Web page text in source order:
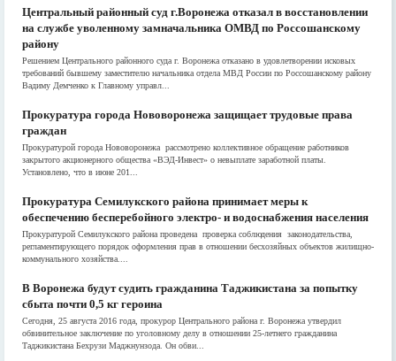
Центральный районный суд г.Воронежа отказал в восстановлении
на службе уволенному замначальника ОМВД по Россошанскому
району
Решением Центрального районного суда г. Воронежа отказано в удовлетворении исковых
требований бывшему заместителю начальника отдела МВД России по Россошанскому району
Вадиму Демченко к Главному управл...
Прокуратура города Нововоронежа защищает трудовые права
граждан
Прокуратурой города Нововоронежа рассмотрено коллективное обращение работников
закрытого акционерного общества «ВЭД-Инвест» о невыплате заработной платы.
Установлено, что в июне 201...
Прокуратура Семилукского района принимает меры к
обеспечению бесперебойного электро- и водоснабжения населения
Прокуратурой Семилукского района проведена проверка соблюдения законодательства,
регламентирующего порядок оформления прав в отношении бесхозяйных объектов жилищно-
коммунального хозяйства....
В Воронежа будут судить гражданина Таджикистана за попытку
сбыта почти 0,5 кг героина
Сегодня, 25 августа 2016 года, прокурор Центрального района г. Воронежа утвердил
обвинительное заключение по уголовному делу в отношении 25-летнего гражданина
Таджикистана Бехрузи Маджнунзода. Он обви...